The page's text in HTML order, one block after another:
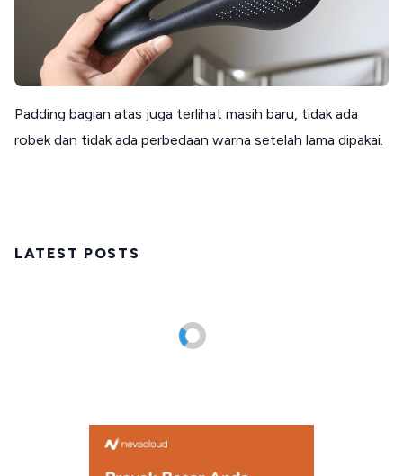
Padding bagian atas juga terlihat masih baru, tidak ada
robek dan tidak ada perbedaan warna setelah lama dipakai.
LATEST POSTS